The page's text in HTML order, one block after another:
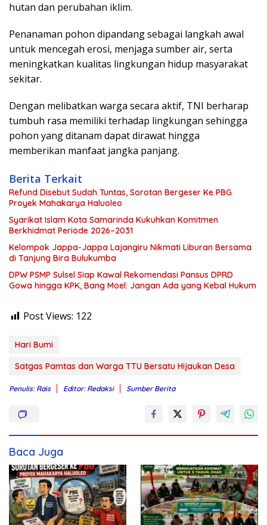
hutan dan perubahan iklim.
Penanaman pohon dipandang sebagai langkah awal
untuk mencegah erosi, menjaga sumber air, serta
meningkatkan kualitas lingkungan hidup masyarakat
sekitar.
Dengan melibatkan warga secara aktif, TNI berharap
tumbuh rasa memiliki terhadap lingkungan sehingga
pohon yang ditanam dapat dirawat hingga
memberikan manfaat jangka panjang.
Berita Terkait
Refund Disebut Sudah Tuntas, Sorotan Bergeser Ke PBG
Proyek Mahakarya Haluoleo
Syarikat Islam Kota Samarinda Kukuhkan Komitmen
Berkhidmat Periode 2026–2031
Kelompok Jappa-Jappa Lajangiru Nikmati Liburan Bersama
di Tanjung Bira Bulukumba
DPW PSMP Sulsel Siap Kawal Rekomendasi Pansus DPRD
Gowa hingga KPK, Bang Moel: Jangan Ada yang Kebal Hukum
Post Views: 122
Hari Bumi
Satgas Pamtas dan Warga TTU Bersatu Hijaukan Desa
Penulis: Rais Editor: Redaksi Sumber Berita
Baca Juga